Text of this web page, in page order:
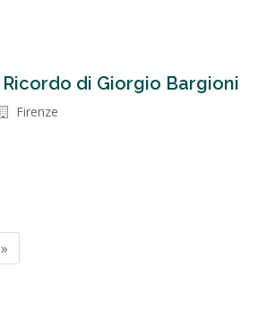
Ricordo di Giorgio Bargioni
Firenze
»